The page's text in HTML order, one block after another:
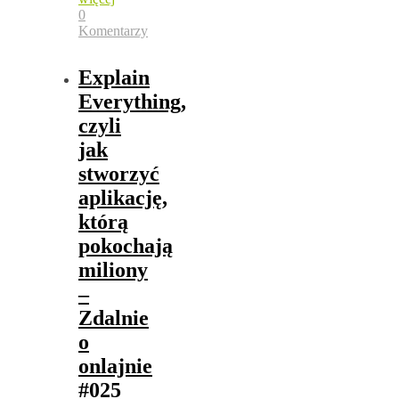
0
Komentarzy
Explain
Everything,
czyli
jak
stworzyć
aplikację,
którą
pokochają
miliony
–
Zdalnie
o
onlajnie
#025